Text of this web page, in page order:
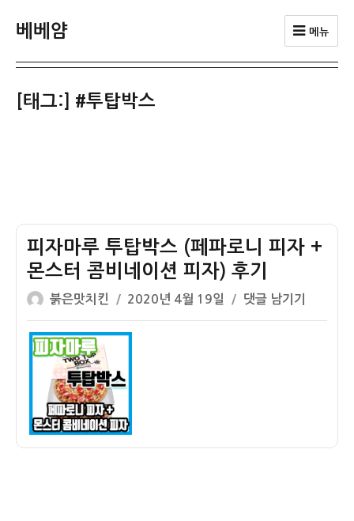
베베얌 메뉴
[태그:] #투탑박스
피자마루 투탑박스 (페파로니 피자 +
몬스터 콤비네이션 피자) 후기
글
쓴
이
붉은맛치킨
작
성
일
2020년 4월 19일
피
자
댓글 남기기